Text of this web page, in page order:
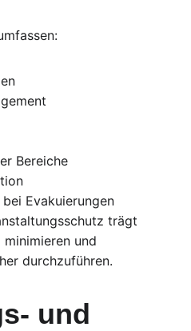
Bereiche
Evakuierungen
trägt
und
durchzuführen.
und